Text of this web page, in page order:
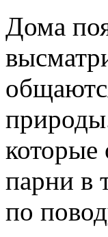
Дома
парни в
по